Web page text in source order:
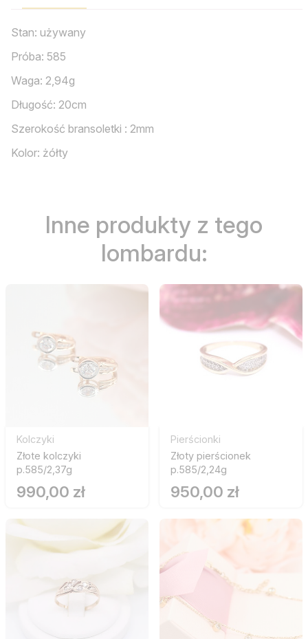
Stan: używany
Próba: 585
Waga: 2,94g
Długość: 20cm
Szerokość bransoletki : 2mm
Kolor: żółty
Inne produkty z tego
lombardu:
Kolczyki
Złote kolczyki
p.585/2,37g
990,00 zł
Pierścionki
Złoty pierścionek
p.585/2,24g
950,00 zł